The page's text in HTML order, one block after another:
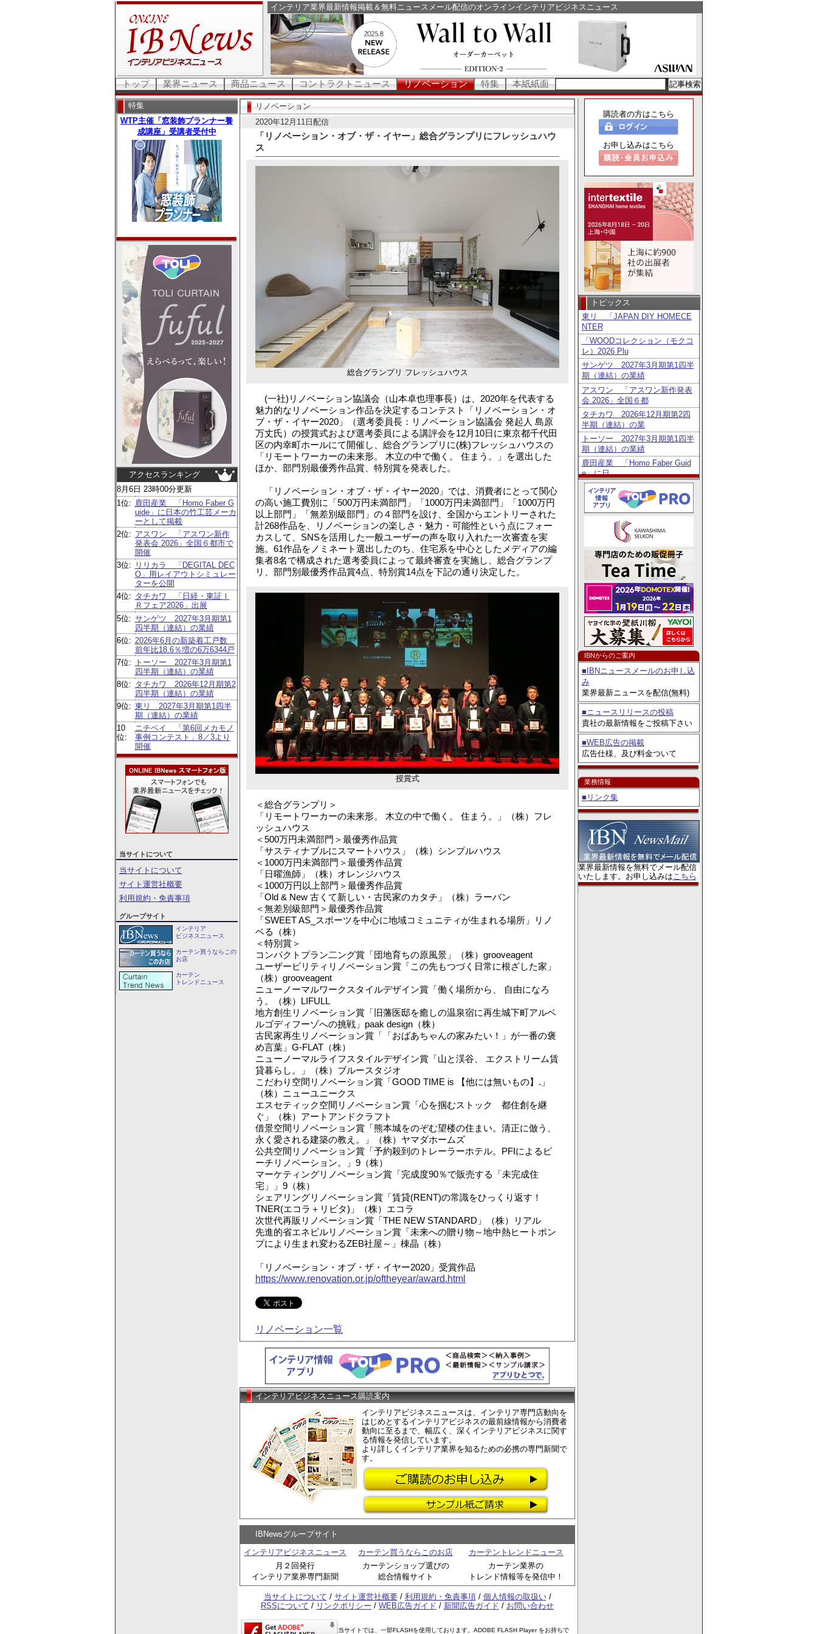
インテリア業界最新情報掲載＆無料ニュースメール配信のオンラインインテリアビジネスニュース
トップ 業界ニュース 商品ニュース コントラクトニュース リノベーション 特集 本紙紙面
特集
アクセスランキング
8月6日 23時00分更新
1位: 鹿田産業 「Homo Faber G
uide」に日本の竹工芸メーカ
ーとして掲載
2位: アスワン 「アスワン新作
発表会 2026」全国６都市で
開催
3位:
リリカラ 「DEGITAL DEC
O」用レイアウトシミュレー
ターを公開
4位: タチカワ 「日経・東証Ｉ
Ｒフェア2026」出展
5位: サンゲツ 2027年3月期第1
四半期（連結）の業績
6位: 2026年6月の新築着工戸数
前年比18.6％増の6万6344戸
7位:
トーソー 2027年3月期第1
四半期（連結）の業績
8位: タチカワ 2026年12月期第2
四半期（連結）の業績
9位: 東リ 2027年3月期第1四半
期（連結）の業績
10
位:
ニチベイ 「第6回メカモノ
事例コンテスト」8／3より
開催
当サイトについて
当サイトについて
サイト運営社概要
利用規約・免責事項
グループサイト
インテリア
ビジネスニュース
カーテン買うならこの
お店
カーテン
トレンドニュース
リノベーション
2020年12月11日配信
「リノベーション・オブ・ザ・イヤー」総合グランプリにフレッシュハウ
ス
総合グランプリ フレッシュハウス
(一社)リノベーション協議会（山本卓也理事長）は、2020年を代表する
魅力的なリノベーション作品を決定するコンテスト「リノベーション・オ
ブ・ザ・イヤー2020」（選考委員長：リノベーション協議会 発起人 島原
万丈氏）の授賞式および選考委員による講評会を12月10日に東京都千代田
区の内幸町ホールにて開催し、総合グランプリに(株)フレッシュハウスの
「リモートワーカーの未来形。 木立の中で働く。 住まう。」を選出した
ほか、部門別最優秀作品賞、特別賞を発表した。
「リノベーション・オブ・ザ・イヤー2020」では、消費者にとって関心
の高い施工費別に「500万円未満部門」「1000万円未満部門」「1000万円
以上部門」「無差別級部門」の４部門を設け、全国からエントリーされた
計268作品を、リノベーションの楽しさ・魅力・可能性という点にフォー
カスして、SNSを活用した一般ユーザーの声を取り入れた一次審査を実
施。61作品をノミネート選出したのち、住宅系を中心としたメディアの編
集者8名で構成された選考委員によって最終審査を実施し、総合グランプ
リ、部門別最優秀作品賞4点、特別賞14点を下記の通り決定した。
授賞式
＜総合グランプリ＞
「リモートワーカーの未来形。 木立の中で働く。 住まう。」（株）フレ
ッシュハウス
＜500万円未満部門＞最優秀作品賞
「サスティナブルにスマートハウス」（株）シンプルハウス
＜1000万円未満部門＞最優秀作品賞
「日曜漁師」（株）オレンジハウス
＜1000万円以上部門＞最優秀作品賞
「Old & New 古くて新しい・古民家のカタチ」（株）ラーバン
＜無差別級部門＞最優秀作品賞
「SWEET AS_スポーツを中心に地域コミュニティが生まれる場所」リノ
ベる（株）
＜特別賞＞
コンパクトプラン二ング賞「団地育ちの原風景」（株）grooveagent
ユーザービリティリノベーション賞「この先もつづく日常に根ざした家」
（株）grooveagent
ニューノーマルワークスタイルデザイン賞「働く場所から、 自由になろ
う。（株）LIFULL
地方創生リノベーション賞「旧藩医邸を癒しの温泉宿に再生城下町アルベ
ルゴディフーゾへの挑戦」paak design（株）
古民家再生リノベーション賞「「おばあちゃんの家みたい！」が一番の褒
め言葉」G-FLAT（株）
ニューノーマルライフスタイルデザイン賞「山と渓谷、 エクストリーム賃
貸暮らし。」（株）ブルースタジオ
こだわり空間リノベーション賞「GOOD TIME is 【他には無いもの】.」
（株）ニューユニークス
エスセティック空間リノベーション賞「心を掴むストック 都住創を継
ぐ」（株）アートアンドクラフト
借景空間リノベーション賞「熊本城をのぞむ望楼の住まい。清正に倣う、
永く愛される建築の教え。」（株）ヤマダホームズ
公共空間リノベーション賞「予約殺到のトレーラーホテル。PFIによるビ
ーチリノベーション。」9（株）
マーケティングリノベーション賞「完成度90％で販売する「未完成住
宅」」9（株）
シェアリングリノベーション賞「賃貸(RENT)の常識をひっくり返す！
TNER(エコラ＋リビタ)」（株）エコラ
次世代再販リノベーション賞「THE NEW STANDARD」（株）リアル
先進的省エネビルリノベーション賞「未来への贈り物～地中熱ヒートポン
プにより生まれ変わるZEB社屋～」棟晶（株）
「リノベーション・オブ・ザ・イヤー2020」受賞作品
https://www.renovation.or.jp/oftheyear/award.html
リノベーション一覧
インテリアビジネスニュース購読案内
インテリアビジネスニュースは、インテリア専門店動向を
はじめとするインテリアビジネスの最前線情報から消費者
動向に至るまで、幅広く、深くインテリアビジネスに関す
る情報を発信しています。
より詳しくインテリア業界を知るための必携の専門新聞で
す。
IBNewsグループサイト
インテリアビジネスニュース
月２回発行
インテリア業界専門新聞
カーテン買うならこのお店
カーテンショップ選びの
総合情報サイト
カーテントレンドニュース
カーテン業界の
トレンド情報等を発信中！
当サイトについて / サイト運営社概要/ 利用規約・免責事項/ 個人情報の取扱い/
RSSについて / リンクポリシー / WEB広告ガイド / 新聞広告ガイド / お問い合わせ
当サイトでは、一部FLASHを使用しております。ADOBE FLASH Player をお持ちで
購読者の方はこちら
お申し込みはこちら
トピックス
東リ 「JAPAN DIY HOMECE
NTER
「WOODコレクション（モクコ
レ）2026 Plu
サンゲツ 2027年3月期第1四半
期（連結）の業績
アスワン 「アスワン新作発表
会 2026」全国６都
タチカワ 2026年12月期第2四
半期（連結）の業
トーソー 2027年3月期第1四半
期（連結）の業績
鹿田産業 「Homo Faber Guid
e」に日
タチカワ 「日経・東証ＩＲフ
ェア2026」出展
リリカラ 「DEGITAL DECO」
用レイアウト
ニチベイ 「第6回メカモノ事
IBNからのご案内
■IBNニュースメールのお申し込
み
業界最新ニュースを配信(無料)
■ニュースリリースの投稿
貴社の最新情報をご投稿下さい
■WEB広告の掲載
広告仕様、及び料金ついて
業務情報
■リンク集
業界最新情報を無料でメール配信
いたします。お申し込みはこちら